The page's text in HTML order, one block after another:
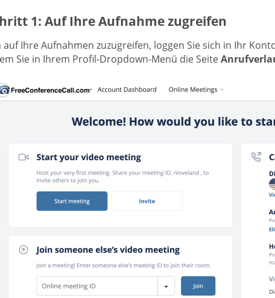
1: Auf Ihre Aufnahme zugreifen
auf Ihre Aufnahmen zuzugreifen, loggen Sie sich in Ihr
Sie in Ihrem Profil-Dropdown-Menü die Seite